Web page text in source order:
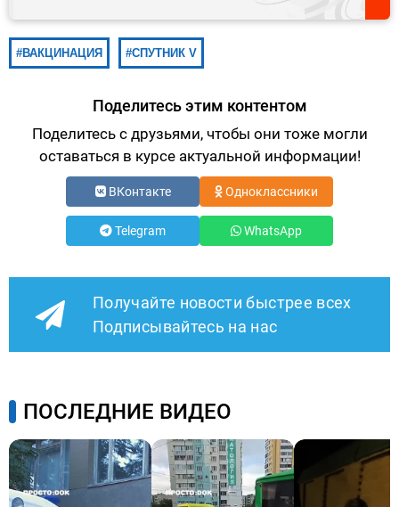
ВАКЦИНАЦИЯ СПУТНИК V
Поделитесь этим контентом
Поделитесь с друзьями, чтобы они тоже могли
оставаться в курсе актуальной информации!
ВКонтакте Одноклассники
Telegram WhatsApp
Получайте новости быстрее всех
Подписывайтесь на нас
ПОСЛЕДНИЕ ВИДЕО